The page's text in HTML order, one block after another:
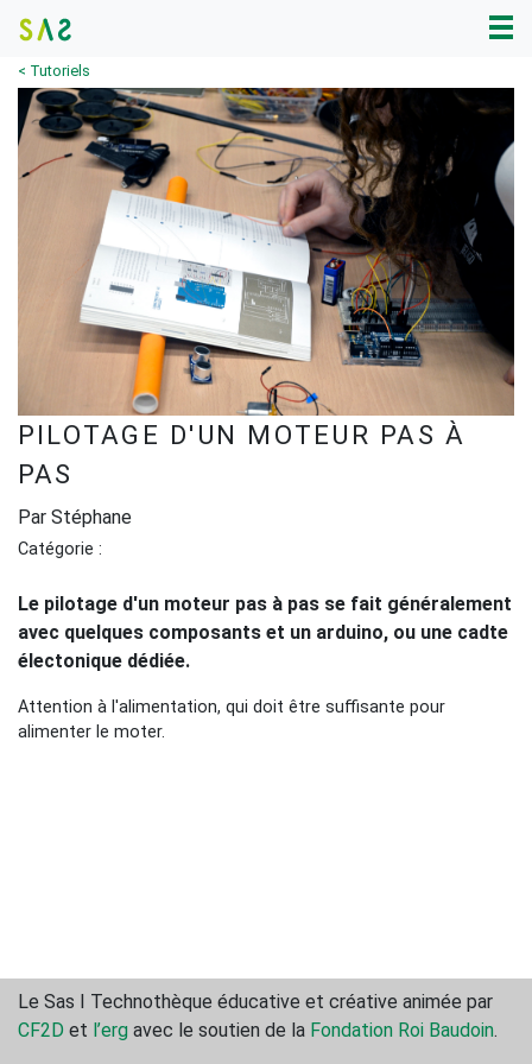
< Tutoriels
PILOTAGE D'UN MOTEUR PAS À
PAS
Par Stéphane
Catégorie :
Le pilotage d'un moteur pas à pas se fait généralement
avec quelques composants et un arduino, ou une cadte
électonique dédiée.
Attention à l'alimentation, qui doit être suffisante pour
alimenter le moter.
Le Sas ǀ Technothèque éducative et créative animée par
CF2D et l’erg avec le soutien de la Fondation Roi Baudoin.